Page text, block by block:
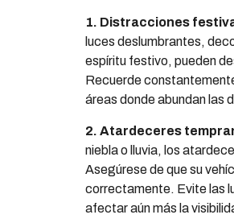
1. Distracciones
luces deslumbrantes,
espíritu festivo, pueden
Recuerde
áreas donde abundan las
2. Atardeceres
niebla o lluvia, los
Asegúrese de que su
correctamente. Evite las
afectar aún más la